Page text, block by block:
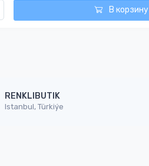
В корзину
RENKLIBUTIK
Istanbul, Türkiýe